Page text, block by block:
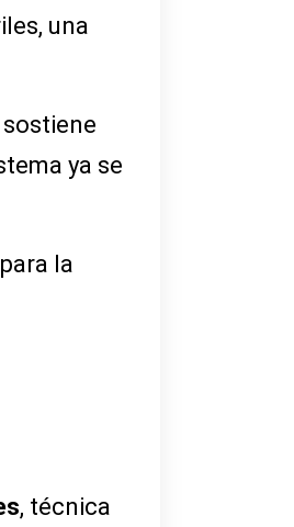
una
ya se
la
, técnica